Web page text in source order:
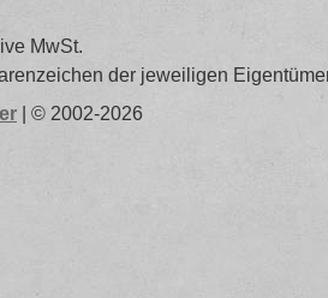
MwSt.
der jeweiligen
| © 2002-2026